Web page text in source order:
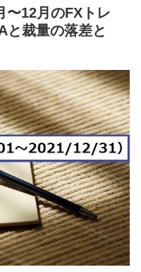
〜12月のFXトレ
と裁量の落差と